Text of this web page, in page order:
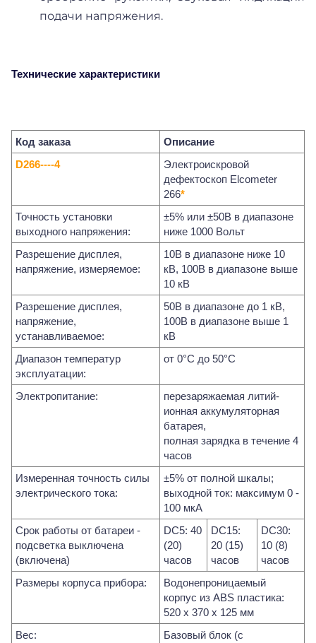
подачи напряжения.
Технические характеристики
Код заказа
Описание
D266----4
Электроискровой
дефектоскоп Elcometer
266*
Точность установки
выходного напряжения:
±5% или ±50В в диапазоне
ниже 1000 Вольт
Разрешение дисплея,
напряжение, измеряемое:
10В в диапазоне ниже 10
кВ, 100В в диапазоне выше
10 кВ
Разрешение дисплея,
напряжение,
устанавливаемое:
50В в диапазоне до 1 кВ,
100В в диапазоне выше 1
кВ
Диапазон температур
эксплуатации:
от 0°C до 50°C
Электропитание:
перезаряжаемая литий-
ионная аккумуляторная
батарея,
полная зарядка в течение 4
часов
Измеренная точность силы
электрического тока:
±5% от полной шкалы;
выходной ток: максимум 0 -
100 мкА
Срок работы от батареи -
подсветка выключена
(включена)
DC5: 40
(20)
часов
DC15:
20 (15)
часов
DC30:
10 (8)
часов
Размеры корпуса прибора:
Водонепроницаемый
корпус из ABS пластика:
520 x 370 x 125 мм
Вес:
Базовый блок (с